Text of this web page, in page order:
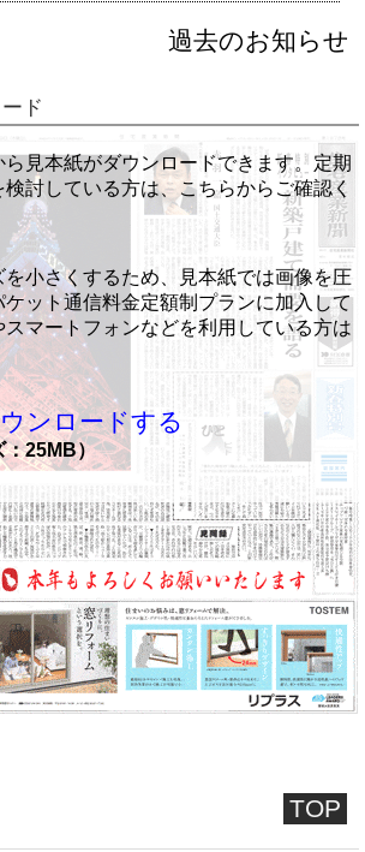
過去のお知らせ
ド
見本紙がダウンロードできます。定期
討している方は、こちらからご確認く
を小さくするため、見本紙では画像を圧
ット通信料金定額制プランに加入して
マートフォンなどを利用している方は
ンロードする
：25MB）
TOP